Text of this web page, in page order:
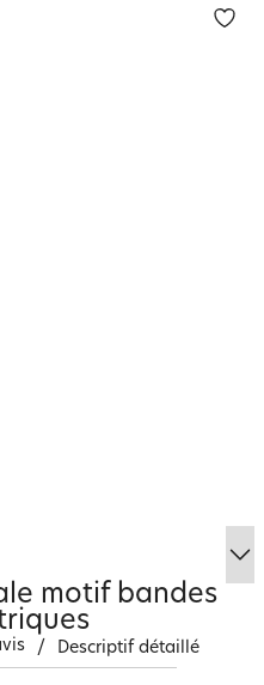
motif bandes
/ Descriptif détaillé